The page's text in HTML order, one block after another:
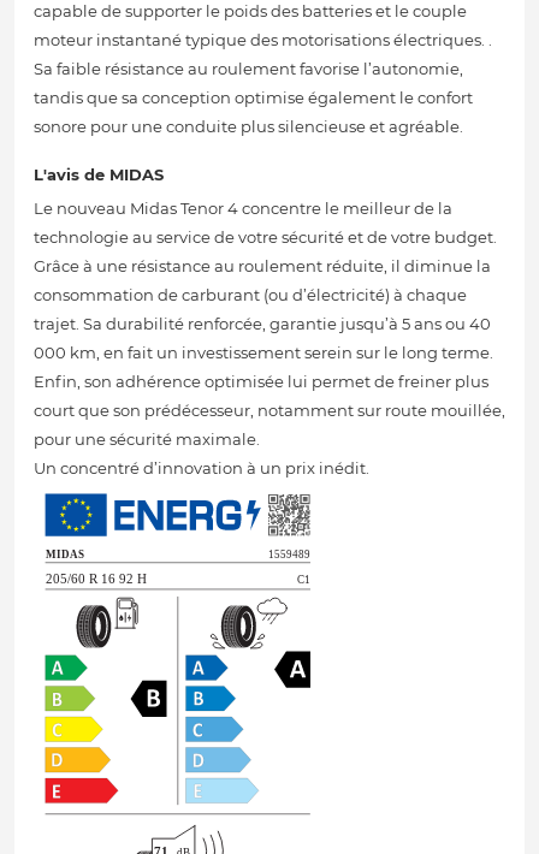
capable de supporter le poids des batteries et le couple
moteur instantané typique des motorisations électriques. .
Sa faible résistance au roulement favorise l’autonomie,
tandis que sa conception optimise également le confort
sonore pour une conduite plus silencieuse et agréable.
L'avis de MIDAS
Le nouveau Midas Tenor 4 concentre le meilleur de la
technologie au service de votre sécurité et de votre budget.
Grâce à une résistance au roulement réduite, il diminue la
consommation de carburant (ou d’électricité) à chaque
trajet. Sa durabilité renforcée, garantie jusqu’à 5 ans ou 40
000 km, en fait un investissement serein sur le long terme.
Enfin, son adhérence optimisée lui permet de freiner plus
court que son prédécesseur, notamment sur route mouillée,
pour une sécurité maximale.
Un concentré d’innovation à un prix inédit.